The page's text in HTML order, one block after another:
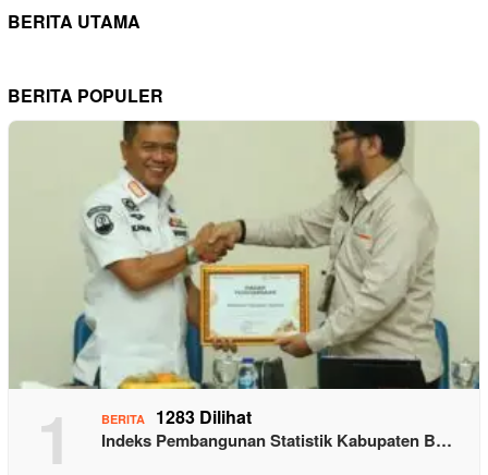
BERITA UTAMA
BERITA POPULER
1 BERITA 1283 Dilihat
Indeks Pembangunan Statistik Kabupaten B…